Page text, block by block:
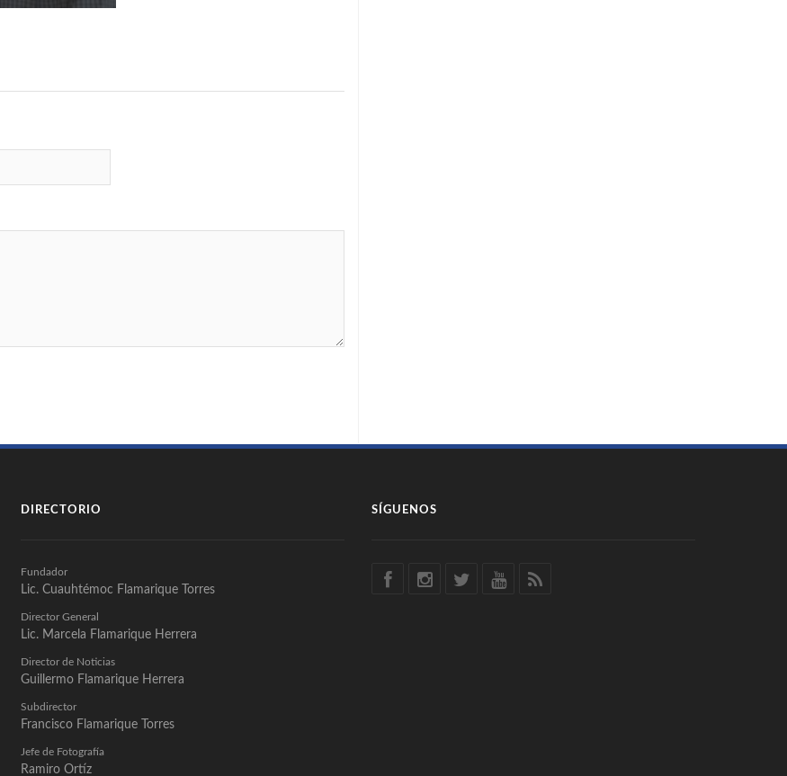
DIRECTORIO
Fundador
Lic. Cuauhtémoc Flamarique Torres
Director General
Lic. Marcela Flamarique Herrera
Director de Noticias
Guillermo Flamarique Herrera
Subdirector
Francisco Flamarique Torres
Jefe de Fotografía
Ramiro Ortíz
SÍGUENOS